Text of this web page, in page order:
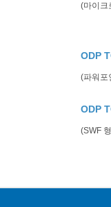
(마이크
ODP
(파워포
ODP
(SWF